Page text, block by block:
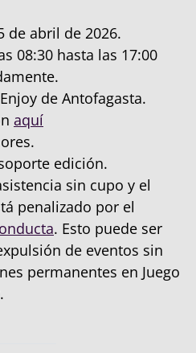
de abril de 2026.
08:30 hasta las 17:00
de Antofagasta.
aquí
edición.
sin cupo y el
penalizado por el
. Esto puede ser
de eventos sin
permanentes en Juego